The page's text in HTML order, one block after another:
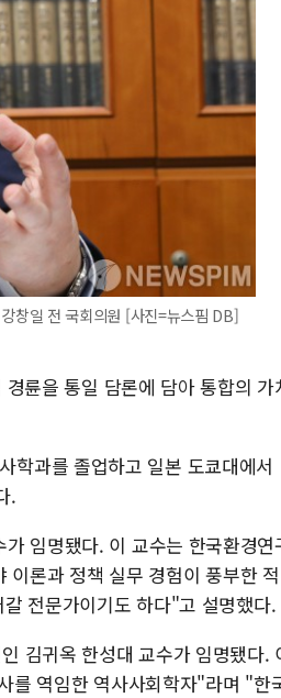
창일 전 국회의원 [사진=뉴스핌 DB]
륜을 통일 담론에 담아 통합의 가
학과를 졸업하고 일본 도쿄대에서
.
임명됐다. 이 교수는 한국환경연
론과 정책 실무 경험이 풍부한 적
전문가이기도 하다"고 설명했다.
김귀옥 한성대 교수가 임명됐다.
를 역임한 역사사회학자"라며 "한